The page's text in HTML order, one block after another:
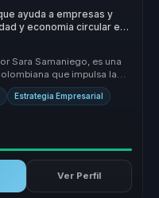
ayuda a empresas y
y economia circular en
Sara Samaniego, es una
que impulsa la
Estrategia Empresarial
Ver Perfil